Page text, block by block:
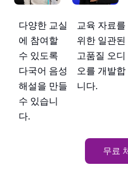
다양한 교실
에 참여할
수 있도록
다국어 음성
해설을 만들
수 있습니
다.
교육 자료를
위한 일관된
고품질 오디
오를 개발합
니다.
무료